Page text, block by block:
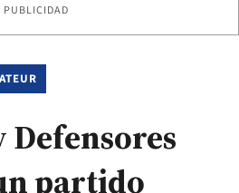
PUBLICIDAD
partido